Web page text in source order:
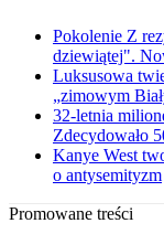
Pokolenie Z
dziewiątej".
Luksusowa
„zimowym
32-letnia
Zdecydowało
Kanye West
o antysemityzm
Promowane treści